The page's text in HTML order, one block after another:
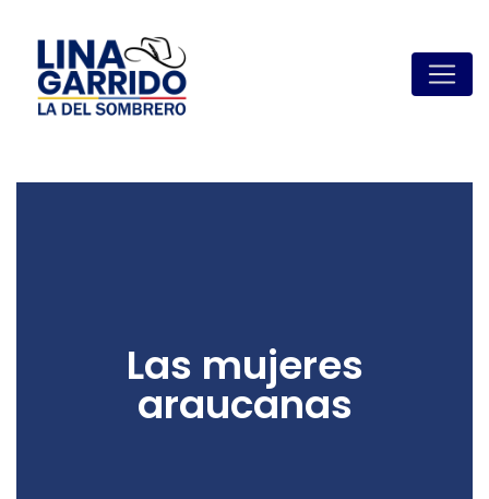
Las mujeres
araucanas